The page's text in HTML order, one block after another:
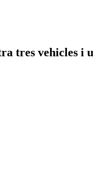
tres vehicles i